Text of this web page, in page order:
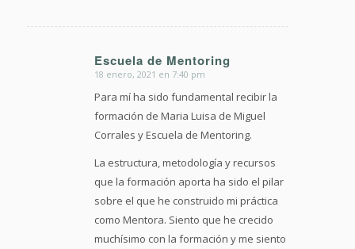
Escuela de Mentoring
Dice:
18 enero, 2021 en 7:40 pm
Para mí ha sido fundamental recibir la
formación de Maria Luisa de Miguel
Corrales y Escuela de Mentoring.
La estructura, metodología y recursos
que la formación aporta ha sido el pilar
sobre el que he construido mi práctica
como Mentora. Siento que he crecido
muchísimo con la formación y me siento